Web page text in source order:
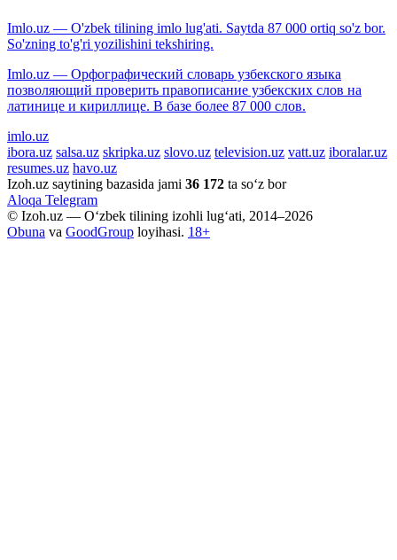
Imlo.uz — O'zbek tilining imlo lug'ati. Saytda 87 000 ortiq so'z bor.
So'zning to'g'ri yozilishini tekshiring.
Imlo.uz — Орфографический словарь узбекского языка
позволяющий проверить правописание узбекских слов на
латинице и кириллице. В базе более 87 000 слов.
imlo.uz
ibora.uz salsa.uz skripka.uz slovo.uz television.uz vatt.uz iboralar.uz
resumes.uz havo.uz
Izoh.uz saytining bazasida jami 36 172 ta so‘z bor
Aloqa Telegram
© Izoh.uz — O‘zbek tilining izohli lug‘ati, 2014–2026
Obuna va GoodGroup loyihasi. 18+